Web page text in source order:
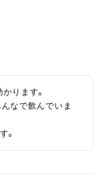
ります。
なで飲んでいま
。